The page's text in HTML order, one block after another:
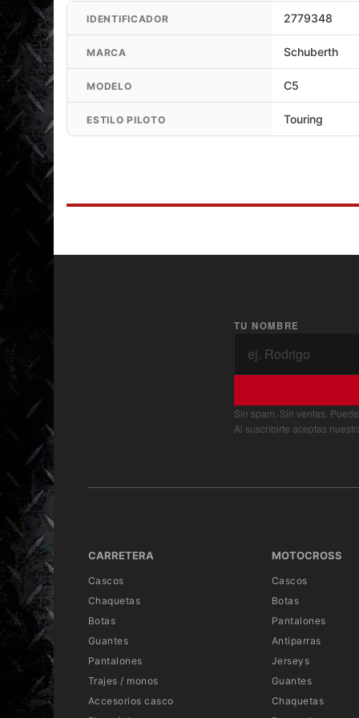
de la parte inferior de la calota que permitieron al C5 lograr el
NUEVA TOMA DE AIRE EN LA BARBILLA
SCHUBERTH C5 presenta una entrada de aire frontal doble con
respiración adecuada mientras se conduce en condiciones
de la ventilación frontal.
La ventilación hace que el C5 cambie las reglas en la categoría
descubiertos en el EPS y un nuevo alerón trasero que facilita la
En SCHUBERTH, la seguridad es nuestro principal objetivo. Con
carbono para mejorar la resistencia en la absorción de impactos y
SCHUBERTH, el C5 se beneficia del sistema anti-roll-off
posición mas avanzada para mejorar la comodidad en el área de la
establece un nuevo estándar para la comunicación de
carcasa del control remoto en el costado, conecte ambos,
tecnología Mesh 2.0, ahora es posible conectarse con un número
nuestro nuevo sistema ofrece lo último en altavoces y micrófono
virtual y un rango comparable a los productos de mayor
IDENTIFICADOR 2779348
MARCA Schuberth
MODELO C5
ESTILO PILOTO Touring
TU NOMBRE
Sin spam. Sin ventas.
Al suscribirte aceptas
CARRETERA
Cascos
Chaquetas
Botas
Guantes
Pantalones
Trajes / monos
Accesorios casco
MOTOCROSS
Cascos
Botas
Pantalones
Antiparras
Jerseys
Guantes
Chaquetas